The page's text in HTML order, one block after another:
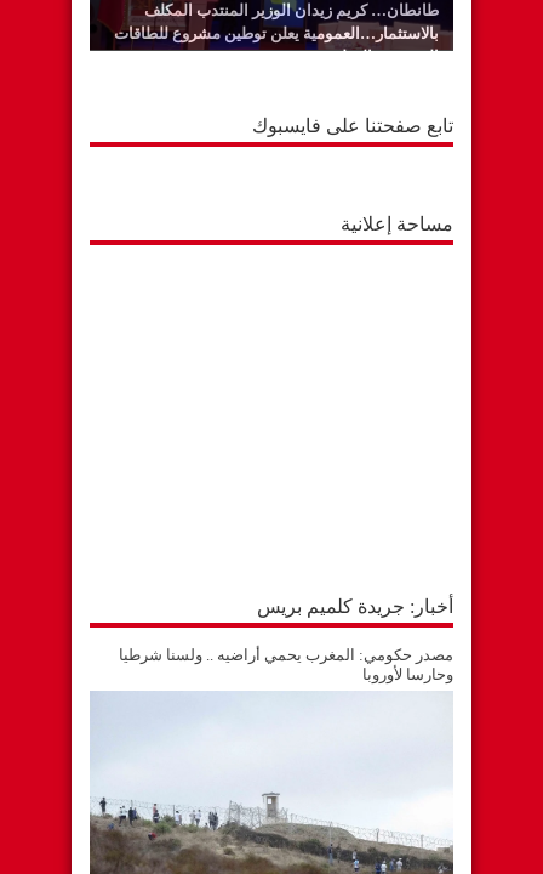
طانطان… كريم زيدان الوزير المنتدب المكلف
بالاستثمار…العمومية يعلن توطين مشروع للطاقات
المتجددة بالوطية
تابع صفحتنا على فايسبوك
مساحة إعلانية
أخبار: جريدة كلميم بريس
مصدر حكومي: المغرب يحمي أراضيه .. ولسنا شرطيا
وحارسا لأوروبا